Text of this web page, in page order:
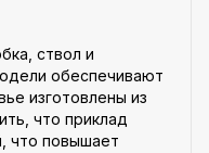
ствол и
обеспечивают
изготовлены из
что приклад
что повышает